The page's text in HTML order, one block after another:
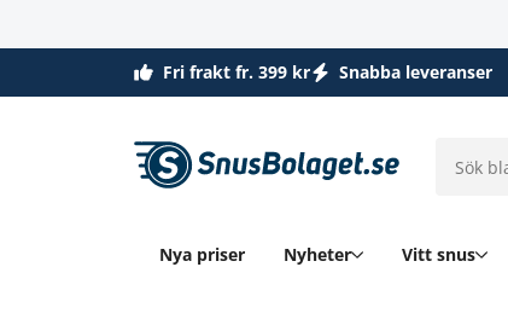
Fri frakt fr. 399 kr Snabba leveranser
Nya priser Nyheter Vitt snus